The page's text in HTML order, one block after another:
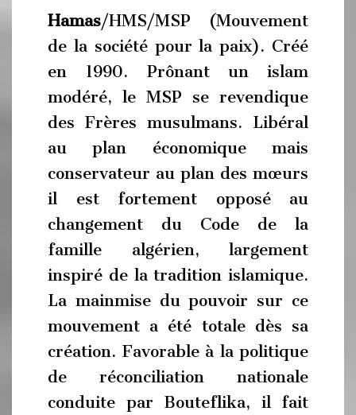
Hamas/HMS/MSP (Mouvement
de la société pour la paix). Créé
en 1990. Prônant un islam
modéré, le MSP se revendique
des Frères musulmans. Libéral
au plan économique mais
conservateur au plan des mœurs
il est fortement opposé au
changement du Code de la
famille algérien, largement
inspiré de la tradition islamique.
La mainmise du pouvoir sur ce
mouvement a été totale dès sa
création. Favorable à la politique
de réconciliation nationale
conduite par Bouteflika, il fait